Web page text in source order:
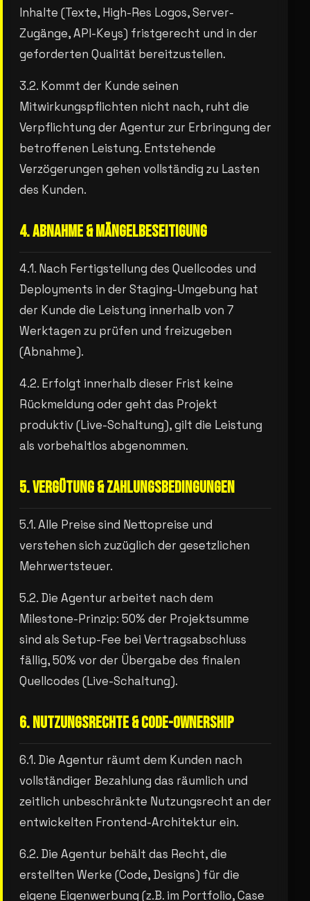
Inhalte (Texte, High-Res Logos, Server-
Zugänge, API-Keys) fristgerecht und in der
geforderten Qualität bereitzustellen.
3.2. Kommt der Kunde seinen
Mitwirkungspflichten nicht nach, ruht die
Verpflichtung der Agentur zur Erbringung der
betroffenen Leistung. Entstehende
Verzögerungen gehen vollständig zu Lasten
des Kunden.
4. ABNAHME & MÄNGELBESEITIGUNG
4.1. Nach Fertigstellung des Quellcodes und
Deployments in der Staging-Umgebung hat
der Kunde die Leistung innerhalb von 7
Werktagen zu prüfen und freizugeben
(Abnahme).
4.2. Erfolgt innerhalb dieser Frist keine
Rückmeldung oder geht das Projekt
produktiv (Live-Schaltung), gilt die Leistung
als vorbehaltlos abgenommen.
5. VERGÜTUNG & ZAHLUNGSBEDINGUNGEN
5.1. Alle Preise sind Nettopreise und
verstehen sich zuzüglich der gesetzlichen
Mehrwertsteuer.
5.2. Die Agentur arbeitet nach dem
Milestone-Prinzip: 50% der Projektsumme
sind als Setup-Fee bei Vertragsabschluss
fällig, 50% vor der Übergabe des finalen
Quellcodes (Live-Schaltung).
6. NUTZUNGSRECHTE & CODE-OWNERSHIP
6.1. Die Agentur räumt dem Kunden nach
vollständiger Bezahlung das räumlich und
zeitlich unbeschränkte Nutzungsrecht an der
entwickelten Frontend-Architektur ein.
6.2. Die Agentur behält das Recht, die
erstellten Werke (Code, Designs) für die
eigene Eigenwerbung (z.B. im Portfolio, Case